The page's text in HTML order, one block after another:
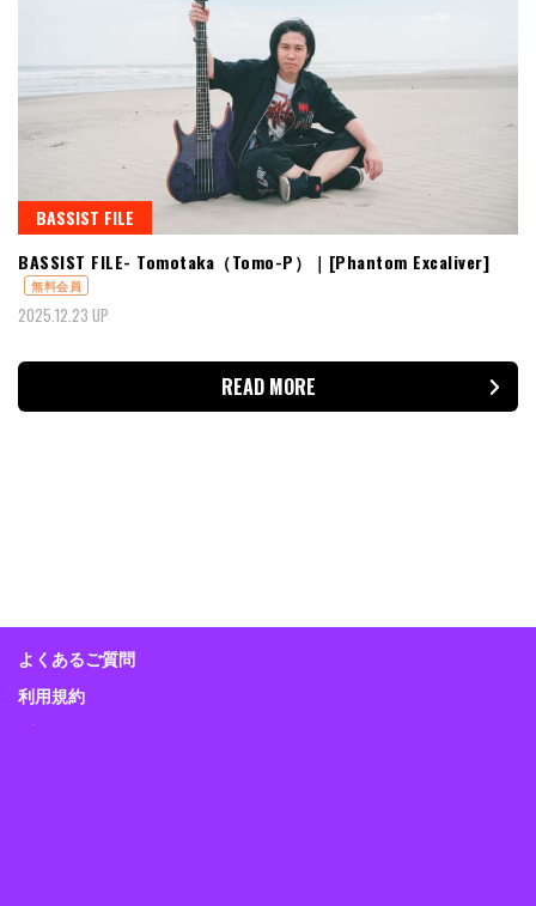
BASSIST FILE
BASSIST FILE- Tomotaka（Tomo-P）｜[Phantom Excaliver]
無料会員
2025.12.23 UP
READ MORE
よくあるご質問
利用規約
プライバシーポリシー